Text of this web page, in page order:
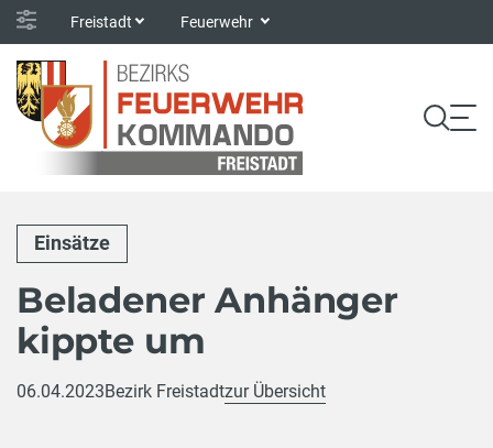
Freistadt Feuerwehr
Einsätze
Beladener Anhänger
kippte um
06.04.2023Bezirk Freistadtzur Übersicht